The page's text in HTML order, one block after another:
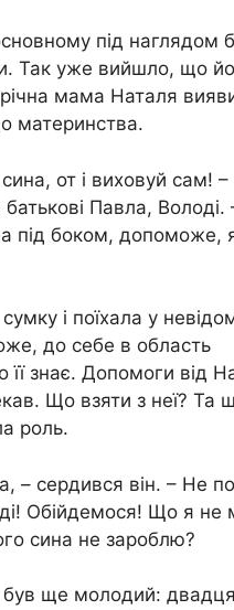
під наглядом
Так уже вийшло, що
мама Наталя
материнства.
от і виховуй сам! –
Павла, Володі.
під боком, допоможе,
і поїхала у
до себе в область
її знає. Допомоги від
Що взяти з неї? Та
роль.
– сердився він. – Не
Обійдемося! Що я не
сина не зароблю?
був ще молодий: